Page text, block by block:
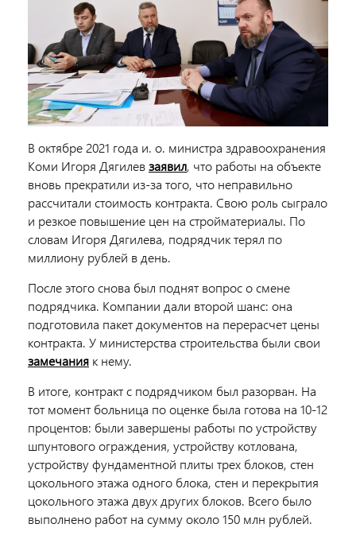
В октябре 2021 года и. о. министра здравоохранения
Коми Игоря Дягилевзаявил, что работы на объекте
вновь прекратили из-за того, что неправильно
рассчитали стоимость контракта. Свою роль сыграло
и резкое повышение цен на стройматериалы. По
словам Игоря Дягилева, подрядчик терял по
миллиону рублей в день.
После этого снова был поднят вопрос о смене
подрядчика. Компании дали второй шанс: она
подготовила пакет документов на перерасчет цены
контракта. У министерства строительства были свои
замечания к нему.
В итоге, контракт с подрядчиком был разорван. На
тот момент больница по оценке была готова на 10-12
процентов: были завершены работы по устройству
шпунтового ограждения, устройству котлована,
устройству фундаментной плиты трех блоков, стен
цокольного этажа одного блока, стен и перекрытия
цокольного этажа двух других блоков. Всего было
выполнено работ на сумму около 150 млн рублей.